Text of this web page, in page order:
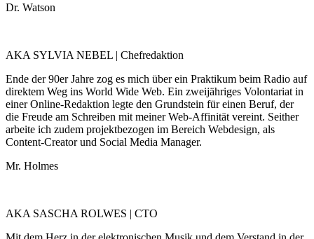
Dr. Watson
AKA SYLVIA NEBEL | Chefredaktion
Ende der 90er Jahre zog es mich über ein Praktikum beim Radio auf
direktem Weg ins World Wide Web. Ein zweijähriges Volontariat in
einer Online-Redaktion legte den Grundstein für einen Beruf, der
die Freude am Schreiben mit meiner Web-Affinität vereint. Seither
arbeite ich zudem projektbezogen im Bereich Webdesign, als
Content-Creator und Social Media Manager.
Mr. Holmes
AKA SASCHA ROLWES | CTO